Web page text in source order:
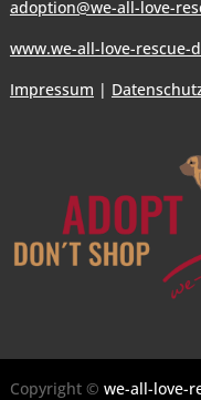
adoption@we-all-love-
www.we-all-love-rescue-
Impressum |
Copyright © we-all-love-